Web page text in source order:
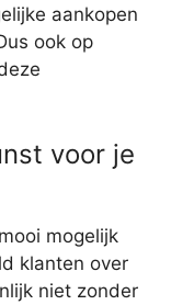
aankopen
ook op
voor je
mogelijk
klanten over
niet zonder